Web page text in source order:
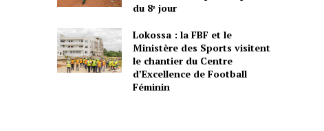
du 8ᵉ jour
Lokossa : la FBF et le
Ministère des Sports visitent
le chantier du Centre
d’Excellence de Football
Féminin